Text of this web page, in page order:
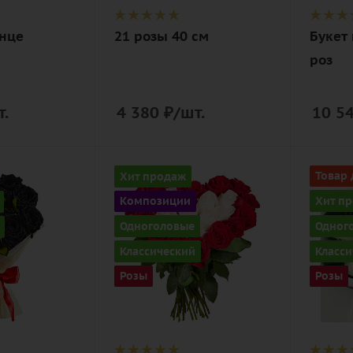
21 розы 40 см
4 380 ₽/шт.
роз
10
Хит продаж
Композиции
Одноголовые
Классический
Розы
Количество
25
Цвет
красно-белый
Описание
роза, лента,
Товар
Хит
Розы
17
Цвет
роза,